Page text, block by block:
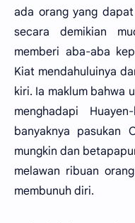
ada orang yang
secara demikian
memberi aba-aba
Kiat mendahuluinya
kiri. Ia maklum bahwa
menghadapi
banyaknya pasukan
mungkin dan
melawan ribuan
membunuh diri.